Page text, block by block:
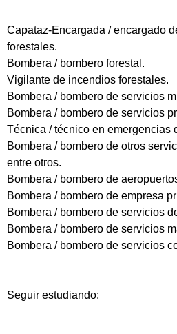
Capataz-Encargada / encargado
forestales.
Bombera / bombero forestal.
Vigilante de incendios forestales.
Bombera / bombero de servicios
Bombera / bombero de servicios
Técnica / técnico en emergencias
Bombera / bombero de otros
entre otros.
Bombera / bombero de
Bombera / bombero de empresa
Bombera / bombero de servicios
Bombera / bombero de servicios
Bombera / bombero de servicios
Seguir estudiando: